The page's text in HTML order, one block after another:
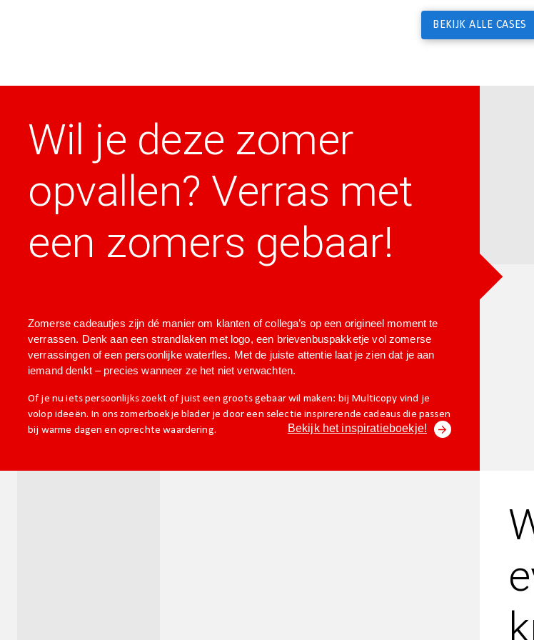
BEKIJK ALLE CASES
Wil je deze zomer
opvallen? Verras met
een zomers gebaar!
Zomerse cadeautjes zijn dé manier om klanten of collega’s op een origineel moment te
verrassen. Denk aan een strandlaken met logo, een brievenbuspakketje vol zomerse
verrassingen of een persoonlijke waterfles. Met de juiste attentie laat je zien dat je aan
iemand denkt – precies wanneer ze het niet verwachten.
Of je nu iets persoonlijks zoekt of juist een groots gebaar wil maken: bij Multicopy vind je
volop ideeën. In ons zomerboekje blader je door een selectie inspirerende cadeaus die passen
bij warme dagen en oprechte waardering.
Bekijk het inspiratieboekje!